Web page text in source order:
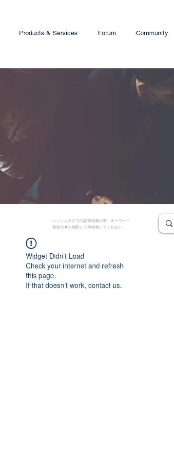
Products & Services Forum Community
ハッシュタグでの記事検索の際、キーワード
最初の # を削除して再検索してください。
Widget Didn’t Load
Check your internet and refresh
this page.
If that doesn’t work, contact us.